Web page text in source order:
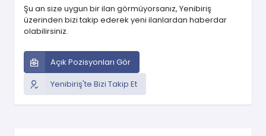
Şu an size uygun bir ilan görmüyorsanız, Yenibiriş
üzerinden bizi takip ederek yeni ilanlardan haberdar
olabilirsiniz.
Açık Pozisyonları Gör
Yenibiriş'te Bizi Takip Et